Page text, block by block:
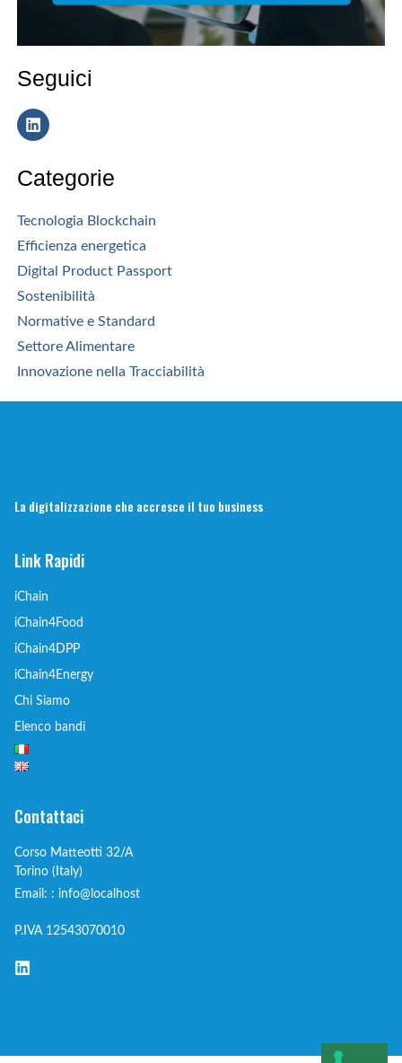
Seguici
Categorie
Tecnologia Blockchain
Efficienza energetica
Digital Product Passport
Sostenibilità
Normative e Standard
Settore Alimentare
Innovazione nella Tracciabilità
La digitalizzazione che accresce il tuo business
Link Rapidi
iChain
iChain4Food
iChain4DPP
iChain4Energy
Chi Siamo
Elenco bandi
Contattaci
Corso Matteotti 32/A
Torino (Italy)
Email: : info@localhost
P.IVA 12543070010